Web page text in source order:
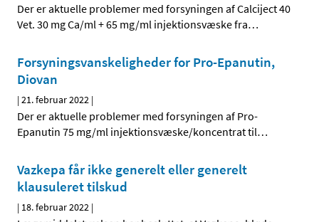
Der er aktuelle problemer med forsyningen af Calciject 40
Vet. 30 mg Ca/ml + 65 mg/ml injektionsvæske fra…
Forsyningsvanskeligheder for Pro-Epanutin,
Diovan
|21. februar 2022 |
Der er aktuelle problemer med forsyningen af Pro-
Epanutin 75 mg/ml injektionsvæske/koncentrat til…
Vazkepa får ikke generelt eller generelt
klausuleret tilskud
| 18. februar 2022 |